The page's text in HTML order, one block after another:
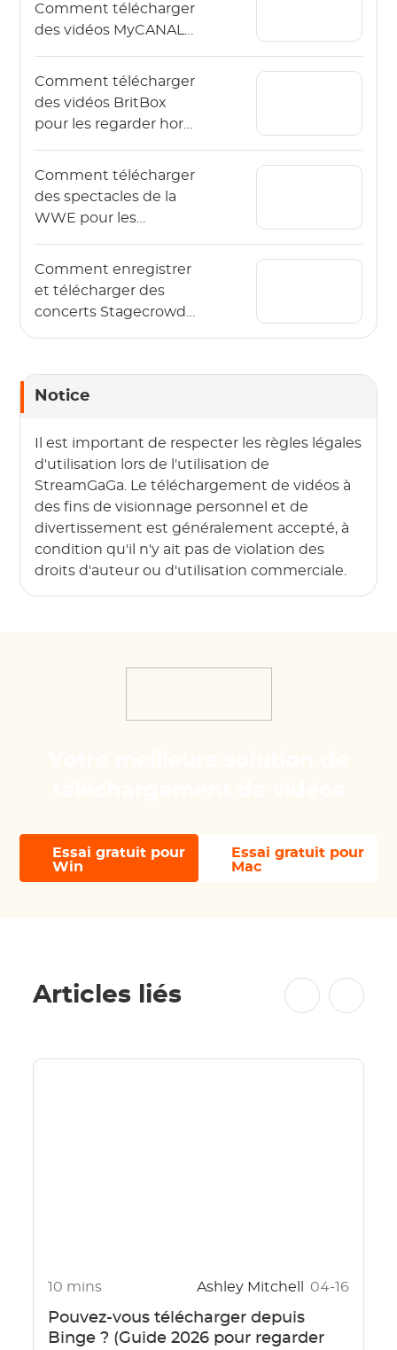
Comment télécharger
des vidéos MyCANAL
Comment télécharger
des vidéos BritBox
pour les regarder hors
Comment télécharger
des spectacles de la
WWE pour les
Comment enregistrer
et télécharger des
concerts Stagecrowd
Notice
Il est important de respecter les règles légales
d'utilisation lors de l'utilisation de
StreamGaGa. Le téléchargement de vidéos à
des fins de visionnage personnel et de
divertissement est généralement accepté, à
condition qu'il n'y ait pas de violation des
droits d'auteur ou d'utilisation commerciale.
Essai gratuit pour
Win
Essai gratuit pour
Mac
Articles liés
10 mins Ashley Mitchell 04-16
Pouvez-vous télécharger depuis
Binge ? (Guide 2026 pour regarder